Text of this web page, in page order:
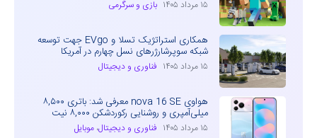
۱۵ مرداد ۱۴۰۵ بازی و سرگرمی
همکاری استراتژیک تسلا و EVgo جهت توسعه
شبکه سوپرشارژرهای نسل چهارم در آمریکا
۱۵ مرداد ۱۴۰۵ فناوری و دیجیتال
هواوی nova 16 SE معرفی شد: باتری ۸,۵۰۰
میلی‌آمپری و روشنایی رکوردشکن ۸,۰۰۰ نیت
۱۵ مرداد ۱۴۰۵ فناوری و دیجیتال، موبایل